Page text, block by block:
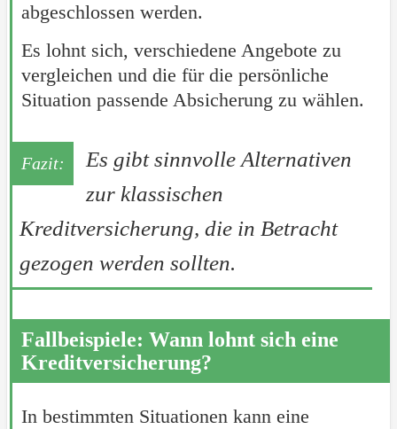
abgeschlossen werden.
Es lohnt sich, verschiedene Angebote zu
vergleichen und die für die persönliche
Situation passende Absicherung zu wählen.
Es gibt sinnvolle Alternativen
zur klassischen
Kreditversicherung, die in Betracht
gezogen werden sollten.
Fallbeispiele: Wann lohnt sich eine
Kreditversicherung?
In bestimmten Situationen kann eine